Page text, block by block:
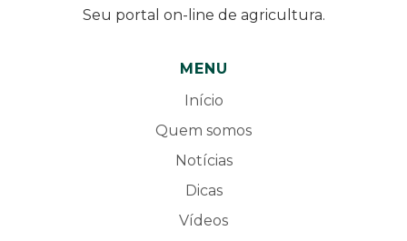
Seu portal on-line de agricultura.
MENU
Início
Quem somos
Notícias
Dicas
Vídeos